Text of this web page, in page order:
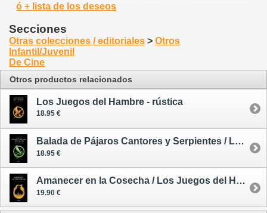
ó + lista de los deseos
Secciones
Otras colecciones / editoriales > Otros
Infantil/Juvenil
De Cine
Otros productos relacionados
Los Juegos del Hambre - rústica
18.95 €
Balada de Pájaros Cantores y Serpientes / Los Juegos del Hambre. Precuela - rústica
18.95 €
Amanecer en la Cosecha / Los Juegos del Hambre 4 - rústica
19.90 €